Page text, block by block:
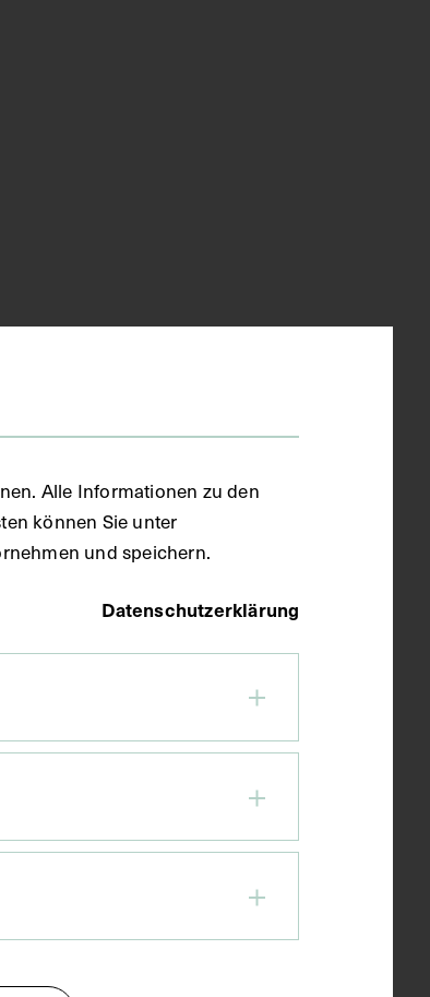
Alle Informationen zu den
können Sie unter
und speichern.
Datenschutzerklärung